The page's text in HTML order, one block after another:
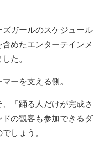
ガールのスケジュール
めたエンターテインメ
た。
ーを支える側。
「踊る人だけが完成さ
の観客も参加できるダ
しょう。